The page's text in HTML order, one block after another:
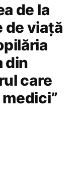
de la
de viață
din
care